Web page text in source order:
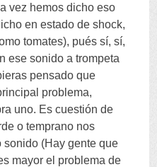
vez hemos dicho eso
en estado de shock,
tomates), pués sí,sí,
ese sonido a trompeta
pensado que
problema,
uno. Es cuestión de
o temprano nos
sonido (Hay gente que
mayor el problema de